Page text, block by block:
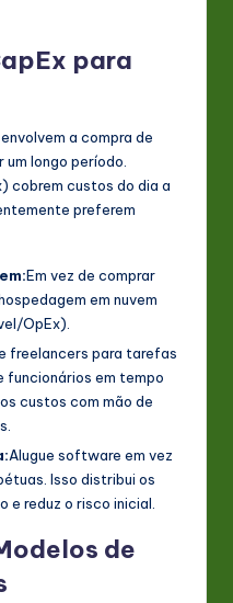
para
a compra de
longo período.
cobrem custos do dia a
preferem
Em vez de comprar
em nuvem
OpEx).
freelancers para tarefas
funcionários em tempo
custos com mão de
Alugue software em vez
Isso distribui os
e reduz o risco inicial.
de